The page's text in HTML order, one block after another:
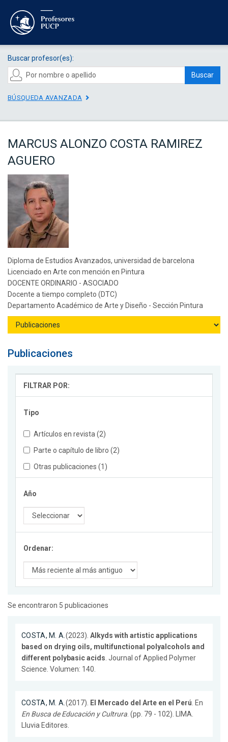
Buscar profesor(es):
Buscar
BÚSQUEDA AVANZADA
MARCUS ALONZO COSTA RAMIREZ
AGUERO
Diploma de Estudios Avanzados, universidad de barcelona
Licenciado en Arte con mención en Pintura
DOCENTE ORDINARIO - ASOCIADO
Docente a tiempo completo (DTC)
Departamento Académico de Arte y Diseño - Sección Pintura
Publicaciones
FILTRAR POR:
Tipo
Artículos en revista (2)
Parte o capítulo de libro (2)
Otras publicaciones (1)
Año
Ordenar:
Se encontraron 5 publicaciones
COSTA, M. A.(2023). Alkyds with artistic applications
based on drying oils, multifunctional polyalcohols and
different polybasic acids. Journal of Applied Polymer
Science. Volumen: 140.
COSTA, M. A.(2017). El Mercado del Arte en el Perú. En
En Busca de Educación y Cultrura. (pp. 79 - 102). LIMA.
Lluvia Editores.